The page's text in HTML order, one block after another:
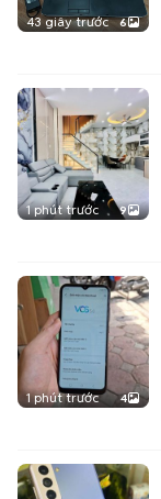
43 giây trước 6
1 phút trước 9
1 phút trước 4